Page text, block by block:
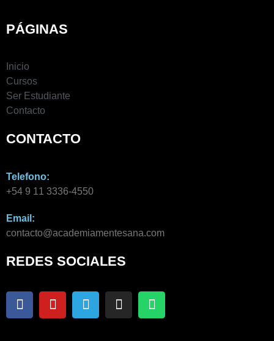
PÁGINAS
Inicio
Cursos
Ser Estudiante
Contacto
CONTACTO
Telefono:
+54 9 11 3336-4550​
Email:
contacto@academiamentesana.com​
REDES SOCIALES
F
a
Y
o
T
e
I
n
W
h